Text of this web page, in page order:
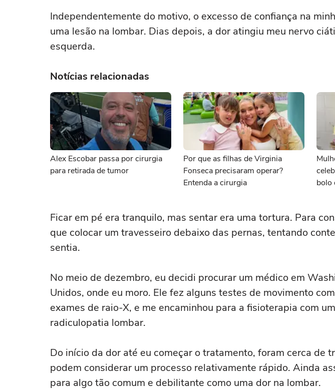
Independentemente do motivo, o excesso de confiança na
uma lesão na lombar. Dias depois, a dor atingiu meu nervo
esquerda.
Notícias relacionadas
Alex Escobar passa por cirurgia
para retirada de tumor
Por que as filhas de Virginia
Fonseca precisaram operar?
Entenda a cirurgia
bolo
Ficar em pé era tranquilo, mas sentar era uma tortura. Para
que colocar um travesseiro debaixo das pernas, tentando
sentia.
No meio de dezembro, eu decidi procurar um médico em
Unidos, onde eu moro. Ele fez alguns testes de movimento
exames de raio-X, e me encaminhou para a fisioterapia com
radiculopatia lombar.
Do início da dor até eu começar o tratamento, foram cerca de
podem considerar um processo relativamente rápido. Ainda
para algo tão comum e debilitante como uma dor na lombar.